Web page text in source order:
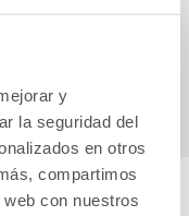
y
la seguridad del
en otros
compartimos
con nuestros